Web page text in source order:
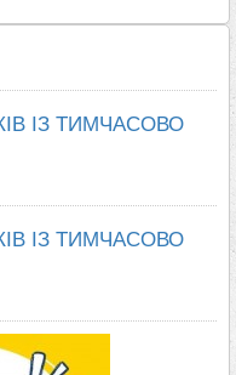
ІЗ ТИМЧАСОВО
ІЗ ТИМЧАСОВО